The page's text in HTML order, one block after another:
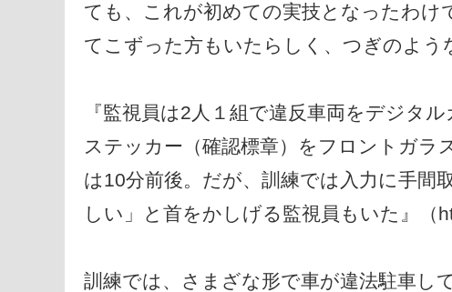
ても、これが初めての実技となったわけ
てこずった方もいたらしく、つぎのよう
『監視員は2人１組で違反車両をデジタ
ステッカー（確認標章）をフロントガラ
は10分前後。だが、訓練では入力に手間
しい」と首をかしげる監視員もいた』
訓練では、さまざな形で車が違法駐車し